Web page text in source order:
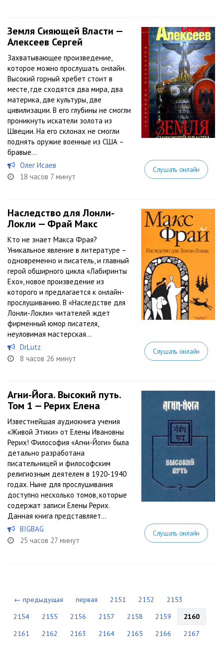
Земля Сияющей Власти —
Алексеев Сергей
Захватывающее произведение,
которое можно прослушать онлайн.
Высокий горный хребет стоит в
месте, где сходятся два мира, два
материка, две культуры, две
цивилизации. В его глубины не смогли
проникнуть искатели золота из
Швеции. На его склонах не смогли
поднять оружие военные из США –
бравые...
Олег Исаев
18 часов 7 минут
Слушать онлайн
Наследство для Лонли-
Локли — Фрай Макс
Кто не знает Макса Фрая?
Уникальное явление в литературе –
одновременно и писатель, и главный
герой обширного цикла «Лабиринты
Ехо», новое произведение из
которого и предлагается к онлайн-
прослушиванию. В «Наследстве для
Лонли-Локли» читателей ждет
фирменный юмор писателя,
неуловимая мастерская...
DrLutz
8 часов 26 минут
Слушать онлайн
Агни-Йога. Высокий путь.
Том 1 — Рерих Елена
Известнейшая аудиокнига учения
«Живой Этики» от Елены Ивановны
Рерих! Философия «Агни-Йоги» была
детально разработана
писательницей и философским
религиозным деятелем в 1920-1940
годах. Ныне для прослушивания
доступно несколько томов, которые
содержат записи Елены Рерих.
Данная книга представляет...
BIGBAG
25 часов 27 минут
Слушать онлайн
← предыдущая первая 2151 2152
2153
2154
2155 2156 2157 2158 2159
2160
2161
2162 2163 2164 2165 2166
2167